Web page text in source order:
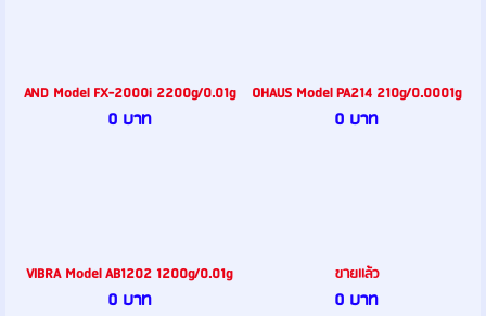
AND Model FX-2000i 2200g/0.01g
0 บาท
OHAUS Model PA214 210g/0.0001g
0 บาท
VIBRA Model AB1202 1200g/0.01g
0 บาท
ขายเเล้ว
0 บาท